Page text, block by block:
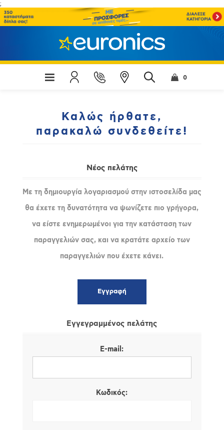
;
0
Καλώς ήρθατε,
παρακαλώ συνδεθείτε!
Νέος πελάτης
Με τη δημιουργία λογαριασμού στην ιστοσελίδα μας
θα έχετε τη δυνατότητα να ψωνίζετε πιο γρήγορα,
να είστε ενημερωμένοι για την κατάσταση των
παραγγελιών σας, και να κρατάτε αρχείο των
παραγγελιών που έχετε κάνει.
Εγγεγραμμένος πελάτης
E-mail:
Κωδικός: